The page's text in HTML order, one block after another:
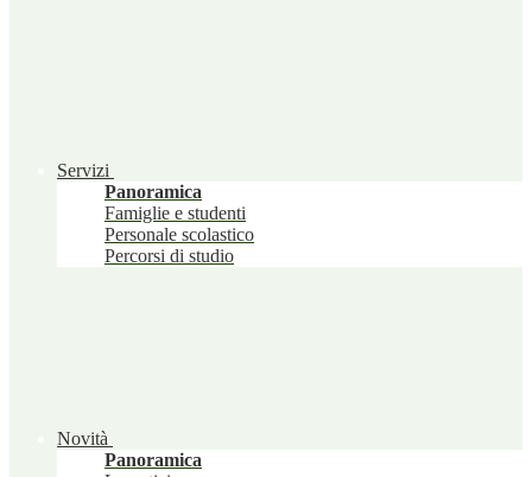
Servizi
Panoramica
Famiglie e studenti
Personale scolastico
Percorsi di studio
Novità
Panoramica